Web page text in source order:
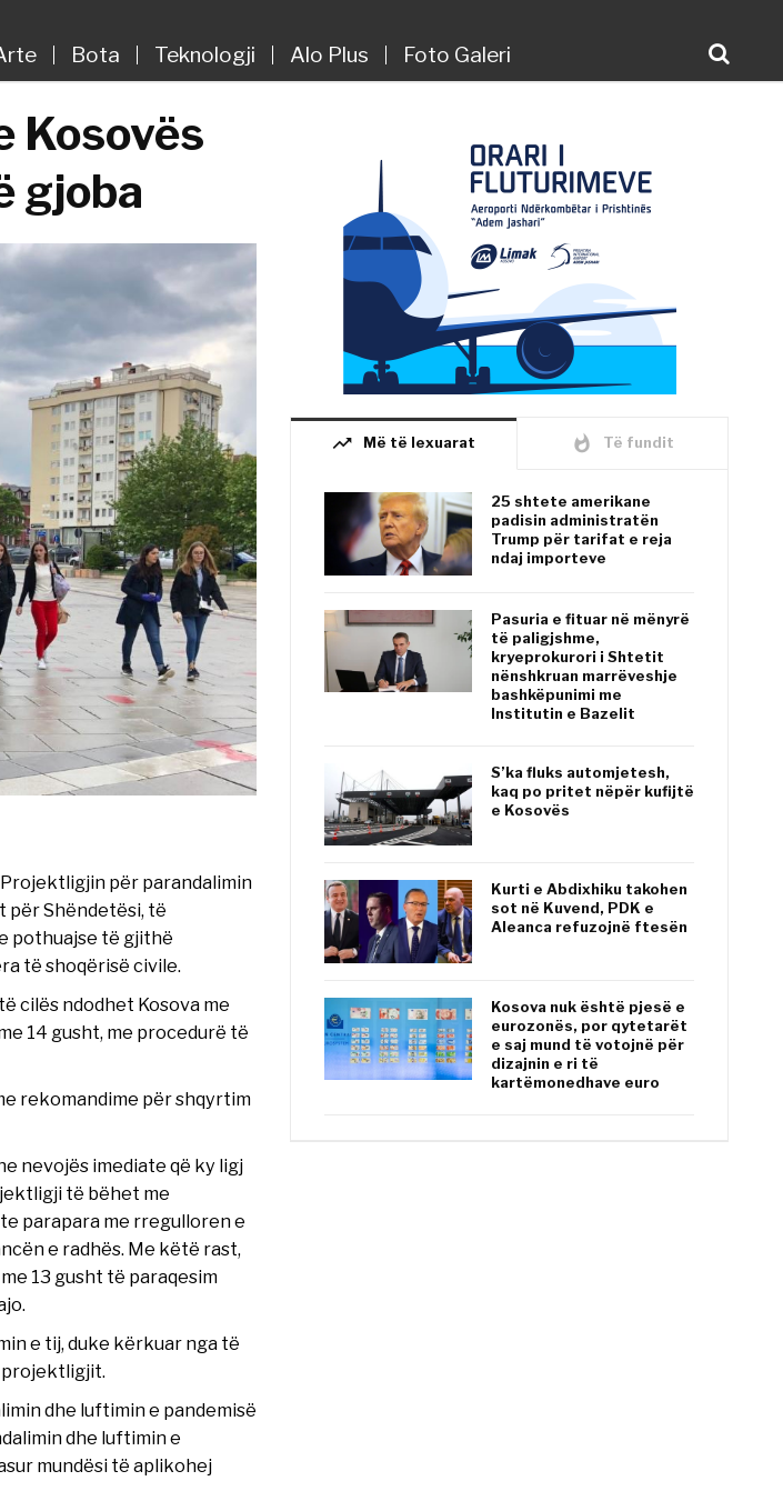
Bota Teknologji Alo Plus Foto Galeri
Kosovës
gjoba
për parandalimin
për Shëndetësi, të
pothuajse të gjithë
të shoqërisë civile.
cilës ndodhet Kosova me
14 gusht, me procedurë të
rekomandime për shqyrtim
nevojës imediate që ky ligj
të bëhet me
parapara me rregulloren e
e radhës. Me këtë rast,
13 gusht të paraqesim
e tij, duke kërkuar nga të
projektligjit.
dhe luftimin e pandemisë
dhe luftimin e
mundësi të aplikohej
trending_up Më të lexuarat whatshot Të fundit
25 shtete amerikane
padisin administratën
Trump për tarifat e reja
ndaj importeve
Pasuria e fituar në mënyrë
të paligjshme,
kryeprokurori i Shtetit
nënshkruan marrëveshje
bashkëpunimi me
Institutin e Bazelit
S’ka fluks automjetesh,
kaq po pritet nëpër kufijtë
e Kosovës
Kurti e Abdixhiku takohen
sot në Kuvend, PDK e
Aleanca refuzojnë ftesën
Kosova nuk është pjesë e
eurozonës, por qytetarët
e saj mund të votojnë për
dizajnin e ri të
kartëmonedhave euro